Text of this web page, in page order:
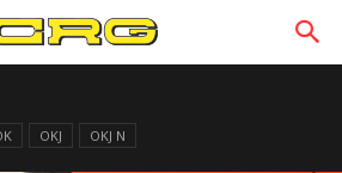
OKJ OKJ N